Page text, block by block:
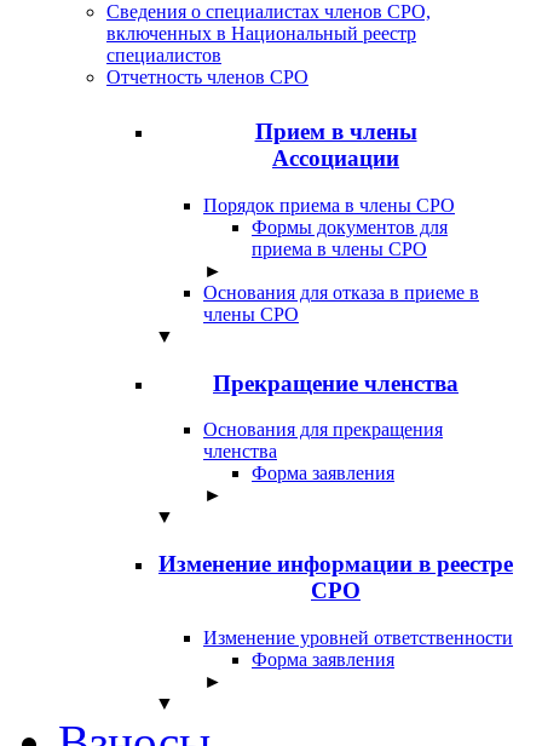
Сведения о специалистах членов СРО,
включенных в Национальный реестр
специалистов
Отчетность членов СРО
Прием в члены
Ассоциации
Порядок приема в члены СРО
Формы документов для
приема в члены СРО
►
Основания для отказа в приеме в
члены СРО
▼
Прекращение членства
Основания для прекращения
членства
Форма заявления
►
▼
Изменение информации в реестре
СРО
Изменение уровней ответственности
Форма заявления
►
▼